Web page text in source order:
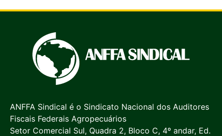
ANFFA Sindical é o Sindicato Nacional dos Auditores
Fiscais Federais Agropecuários
Setor Comercial Sul, Quadra 2, Bloco C, 4º andar, Ed.